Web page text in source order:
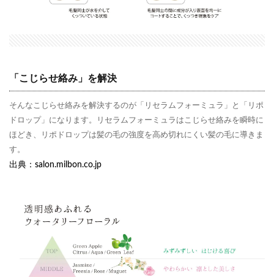
「こじらせ絡み」を解決
そんなこじらせ絡みを解決するのが「リセラムフォーミュラ」と「リポ
ドロップ」になります。リセラムフォーミュラはこじらせ絡みを瞬時に
ほどき、リポドロップは髪の毛の強度を高め切れにくい髪の毛に導きま
す。
出典：salon.milbon.co.jp